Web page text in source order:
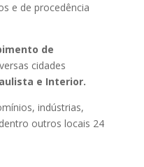
e de procedência
de
cidades
e Interior.
indústrias,
outros locais 24